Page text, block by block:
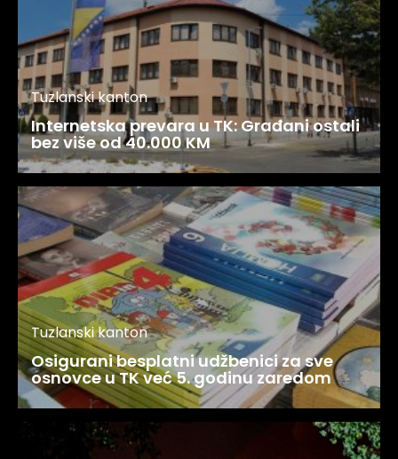
Tuzlanski kanton
Internetska prevara u TK: Građani ostali
bez više od 40.000 KM
Tuzlanski kanton
Osigurani besplatni udžbenici za sve
osnovce u TK već 5. godinu zaredom